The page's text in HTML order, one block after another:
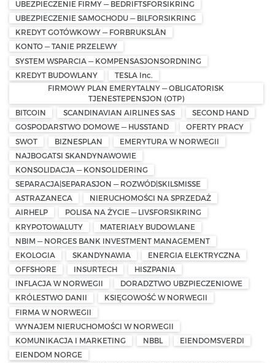
UBEZPIECZENIE FIRMY — BEDRIFTSFORSIKRING
UBEZPIECZENIE SAMOCHODU — BILFORSIKRING
KREDYT GOTÓWKOWY — FORBRUKSLÅN
KONTO — TANIE PRZELEWY
SYSTEM WSPARCIA — KOMPENSASJONSORDNING
KREDYT BUDOWLANY
TESLA Inc.
FIRMOWY PLAN EMERYTALNY — OBLIGATORISK
TJENESTEPENSJON (OTP)
BITCOIN
SCANDINAVIAN AIRLINES SAS
SECOND HAND
GOSPODARSTWO DOMOWE — HUSSTAND
OFERTY PRACY
SWOT
BIZNESPLAN
EMERYTURA W NORWEGII
NAJBOGATSI SKANDYNAWOWIE
KONSOLIDACJA — KONSOLIDERING
SEPARACJA|SEPARASJON — ROZWÓD|SKILSMISSE
ASTRAZANECA
NIERUCHOMOŚCI NA SPRZEDAŻ
AIRHELP
POLISA NA ŻYCIE — LIVSFORSIKRING
KRYPOTOWALUTY
MATERIAŁY BUDOWLANE
NBIM — NORGES BANK INVESTMENT MANAGEMENT
EKOLOGIA
SKANDYNAWIA
ENERGIA ELEKTRYCZNA
OFFSHORE
INSURTECH
HISZPANIA
INFLACJA W NORWEGII
DORADZTWO UBZPIECZENIOWE
KRÓLESTWO DANII
KSIĘGOWOŚĆ W NORWEGII
FIRMA W NORWEGII
WYNAJEM NIERUCHOMOŚCI W NORWEGII
KOMUNIKACJA I MARKETING
NBBL
EIENDOMSVERDI
EIENDOM NORGE